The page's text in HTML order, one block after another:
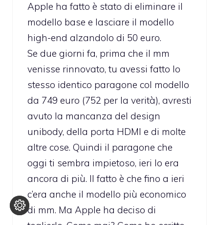
Apple ha fatto è stato di eliminare il
modello base e lasciare il modello
high-end alzandolo di 50 euro.
Se due giorni fa, prima che il mm
venisse rinnovato, tu avessi fatto lo
stesso identico paragone col modello
da 749 euro (752 per la verità), avresti
avuto la mancanza del design
unibody, della porta HDMI e di molte
altre cose. Quindi il paragone che
oggi ti sembra impietoso, ieri lo era
ancora di più. Il fatto è che fino a ieri
c’era anche il modello più economico
di mm. Ma Apple ha deciso di